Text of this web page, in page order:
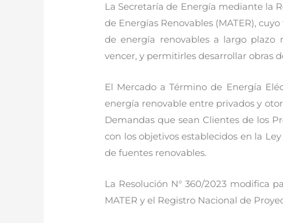
La Secretaría de Energía mediante la
de Energías Renovables (MATER),
de energía renovables a largo plazo
vencer, y permitirles desarrollar obras
El Mercado a Término de Energía
energía renovable entre privados y
Demandas que sean Clientes de los
con los objetivos establecidos en la
de fuentes renovables.
La Resolución N° 360/2023 modifica
MATER y el Registro Nacional de